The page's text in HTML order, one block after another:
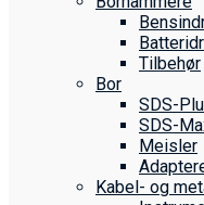
Tilbehør
Bor
SDS-
SDS-
Meisler
Kabel- og